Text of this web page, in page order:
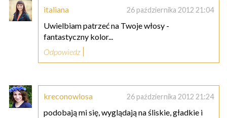
italiana 26 października 2012 21:04
Uwielbiam patrzeć na Twoje włosy -
fantastyczny kolor...
Odpowiedz
kreconowlosa 26 października 2012 21:24
podobają mi się, wyglądają na śliskie, gładkie i